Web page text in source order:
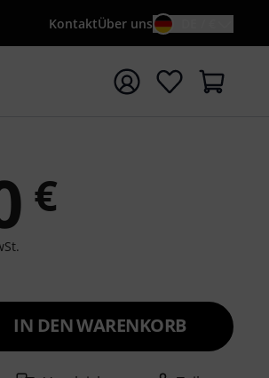
KontaktÜber uns
starten
€
IN DEN WARENKORB